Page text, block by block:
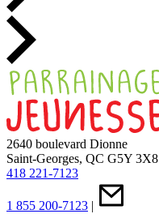
2640 boulevard Dionne
Saint-Georges, QC G5Y 3X8
418 221-7123
1 855 200-7123 |